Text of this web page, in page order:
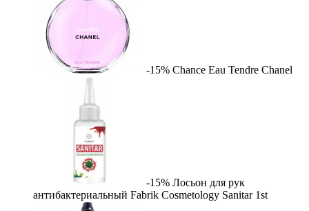
-15% Chance Eau Tendre Chanel
-15% Лосьон для рук
антибактериальный Fabrik Cosmetology Sanitar 1st